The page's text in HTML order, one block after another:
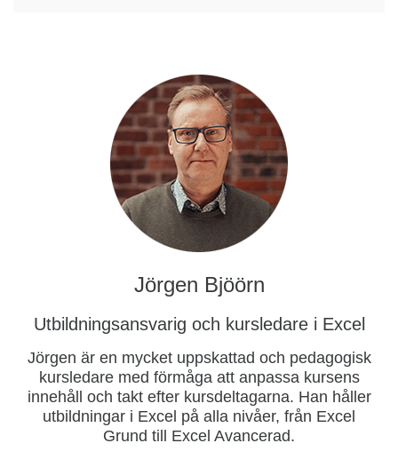
Jörgen Bjöörn
Utbildningsansvarig och kursledare i Excel
Jörgen är en mycket uppskattad och pedagogisk
kursledare med förmåga att anpassa kursens
innehåll och takt efter kursdeltagarna. Han håller
utbildningar i Excel på alla nivåer, från Excel
Grund till Excel Avancerad.